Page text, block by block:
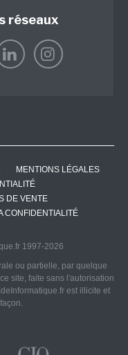
réseaux
MENTIONS LÉGALES
DE VENTE
CONFIDENTIALITÉ
1997-2026
ou partielle, par quelque
site, faite sans l'autorisation
est illicite et